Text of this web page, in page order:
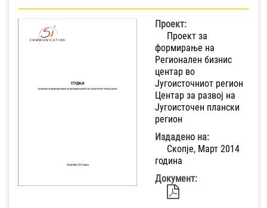
Проект:
Проект за
формирање на
Регионален бизнис
центар во
Југоисточниот регион
Центар за развој на
Југоисточен плански
регион
Издадено на:
Скопје, Март 2014
година
Документ: